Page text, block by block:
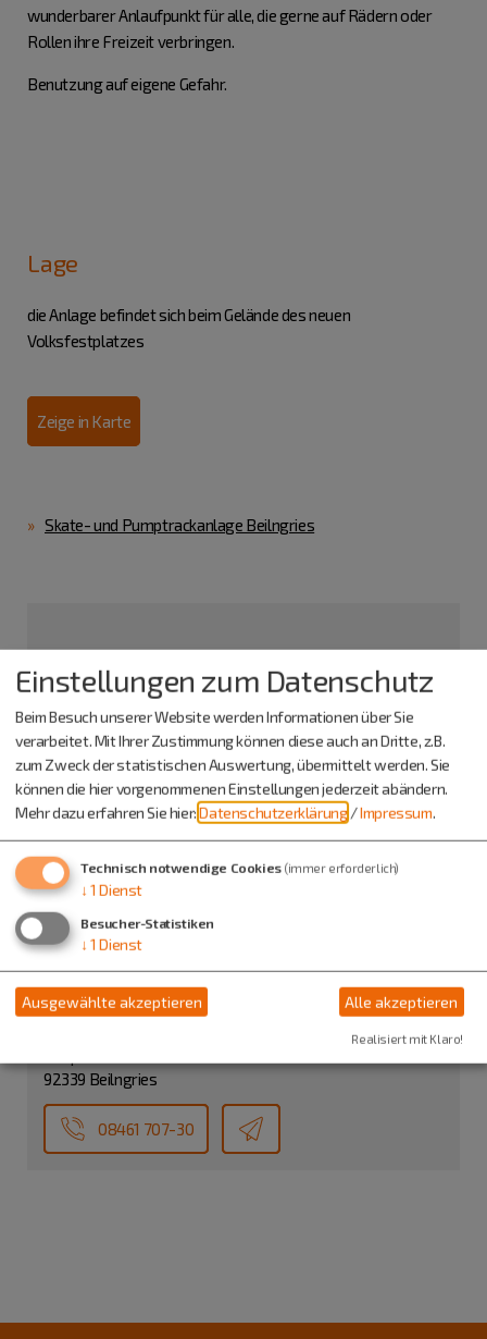
wunderbarer Anlaufpunkt für alle, die gerne auf Rädern oder
Rollen ihre Freizeit verbringen.
Benutzung auf eigene Gefahr.
Lage
die Anlage befindet sich beim Gelände des neuen
Volksfestplatzes
Zeige in Karte
Skate- und Pumptrackanlage Beilngries
Parkplatz Volksfestplatz
92339 Beilngries
Info-Adresse
Stadtbauamt
92339 Beilngries
08461 707-30
Einstellungen zum Datenschutz
Beim Besuch unserer Website werden Informationen über Sie
verarbeitet. Mit Ihrer Zustimmung können diese auch an Dritte, z.B.
zum Zweck der statistischen Auswertung, übermittelt werden. Sie
können die hier vorgenommenen Einstellungen jederzeit abändern.
Mehr dazu erfahren Sie hier:Datenschutzerklärung /Impressum.
Technisch notwendige Cookies (immer erforderlich)
↓ 1 Dienst
Besucher-Statistiken
↓ 1 Dienst
Ausgewählte akzeptieren Alle akzeptieren
Realisiert mit Klaro!